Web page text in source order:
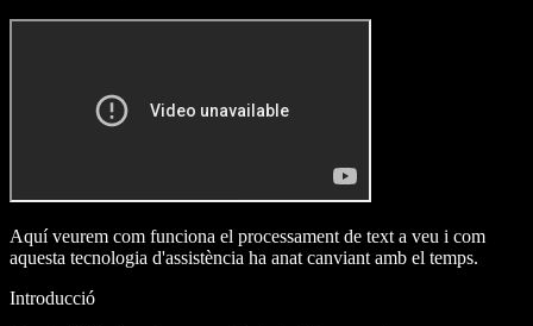
Aquí veurem com funciona el processament de text a veu i com
aquesta tecnologia d'assistència ha anat canviant amb el temps.
Introducció